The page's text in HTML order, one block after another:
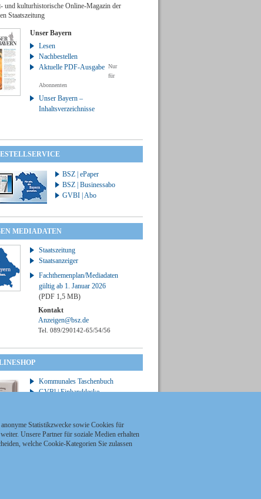
und kulturhistorische Online-Magazin der
Staatszeitung
Unser Bayern
Lesen
Nachbestellen
Aktuelle PDF-Ausgabe Nur
für
Abonnenten
Unser Bayern –
Inhaltsverzeichnisse
BSZ | ePaper
BSZ | Businessabo
GVBI | Abo
MEDIADATEN
Staatszeitung
Staatsanzeiger
Fachthemenplan/Mediadaten
gültig ab 1. Januar 2026
(PDF 1,5 MB)
Kontakt
Anzeigen@bsz.de
Tel. 089/290142-65/54/56
Kommunales Taschenbuch
GVBl | Einbanddecke
Statistikzwecke sowie Cookies für
Unsere Partner für soziale Medien erhalten
welche Cookie-Kategorien Sie zulassen